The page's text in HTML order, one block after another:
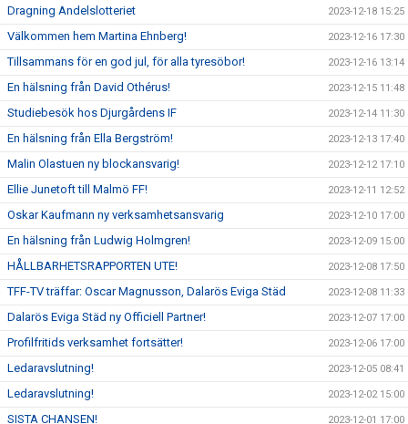
Dragning Andelslotteriet 2023-12-18 15:25
Välkommen hem Martina Ehnberg! 2023-12-16 17:30
Tillsammans för en god jul, för alla tyresöbor! 2023-12-16 13:14
En hälsning från David Othérus! 2023-12-15 11:48
Studiebesök hos Djurgårdens IF 2023-12-14 11:30
En hälsning från Ella Bergström! 2023-12-13 17:40
Malin Olastuen ny blockansvarig! 2023-12-12 17:10
Ellie Junetoft till Malmö FF! 2023-12-11 12:52
Oskar Kaufmann ny verksamhetsansvarig 2023-12-10 17:00
En hälsning från Ludwig Holmgren! 2023-12-09 15:00
HÅLLBARHETSRAPPORTEN UTE! 2023-12-08 17:50
TFF-TV träffar: Oscar Magnusson, Dalarös Eviga Städ 2023-12-08 11:33
Dalarös Eviga Städ ny Officiell Partner! 2023-12-07 17:00
Profilfritids verksamhet fortsätter! 2023-12-06 17:00
Ledaravslutning! 2023-12-05 08:41
Ledaravslutning! 2023-12-02 15:00
SISTA CHANSEN! 2023-12-01 17:00